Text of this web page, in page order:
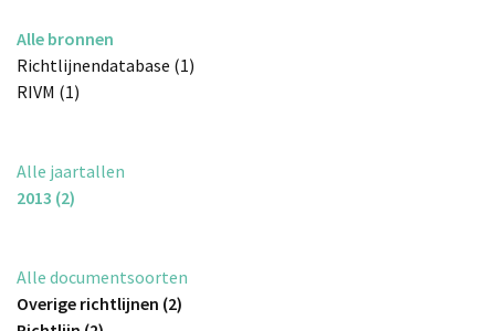
Alle bronnen
Richtlijnendatabase (1)
RIVM (1)
Alle jaartallen
2013 (2)
Alle documentsoorten
Overige richtlijnen (2)